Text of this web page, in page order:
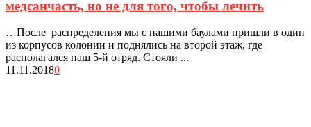
медсанчасть, но не для того, чтобы лечить
…После распределения мы с нашими баулами пришли в один
из корпусов колонии и поднялись на второй этаж, где
располагался наш 5-й отряд. Стояли ...
11.11.20180